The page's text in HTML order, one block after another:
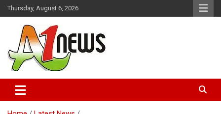
Skip
to
content
Thursday, August 6, 2026
A1news.in